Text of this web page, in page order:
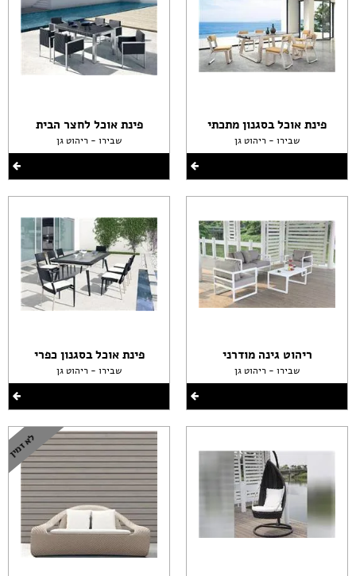
פינת אוכל בסגנון מתכתי
שבירו - ריהוט גן
ריהוט גינה מודרני
שבירו - ריהוט גן
פינת אוכל לחצר הבית
שבירו - ריהוט גן
פינת אוכל בסגנון כפרי
שבירו - ריהוט גן